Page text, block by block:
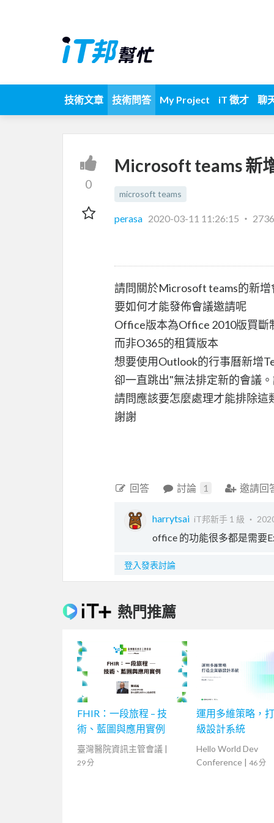
技術文章 技術問答 My Project iT 徵才 聊
0
Microsoft teams 新
microsoft teams
perasa 2020-03-11 11:26:15 ‧
請問關於Microsoft teams的新增
要如何才能發佈會議邀請呢
Office版本為Office 2010版買斷
而非O365的租賃版本
想要使用Outlook的行事曆新增
卻一直跳出"無法排定新的會議
請問應該要怎麼處理才能排除這
謝謝
回答 討論 1 邀請回
harrytsai iT邦新手 1 級 ‧
office 的功能很多都是需要
登入發表討論
熱門推薦
FHIR：一段旅程 – 技
術、藍圖與應用實例
臺灣醫院資訊主管會議 |
29 分
運用多維策略，
級設計系統
Hello World Dev
Conference | 46 分